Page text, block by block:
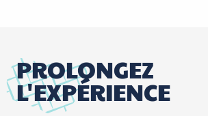
PROLONGEZ
L'EXPÉRIENCE